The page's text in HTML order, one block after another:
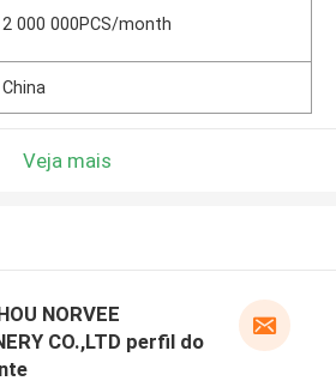
2 000 000PCS/month
China
Veja mais
NORVEE
CO.,LTD perfil do